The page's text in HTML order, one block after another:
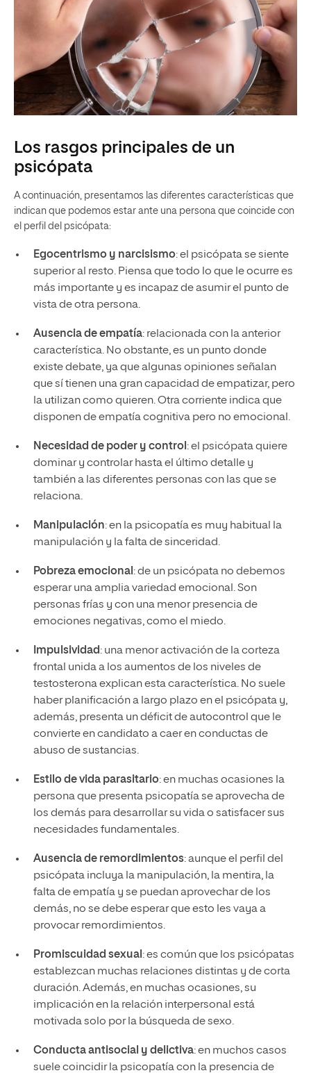
Los rasgos principales de un
psicópata
A continuación, presentamos las diferentes características que
indican que podemos estar ante una persona que coincide con
el perfil del psicópata:
Egocentrismo y narcisismo: el psicópata se siente
superior al resto. Piensa que todo lo que le ocurre es
más importante y es incapaz de asumir el punto de
vista de otra persona.
Ausencia de empatía: relacionada con la anterior
característica. No obstante, es un punto donde
existe debate, ya que algunas opiniones señalan
que sí tienen una gran capacidad de empatizar, pero
la utilizan como quieren. Otra corriente indica que
disponen de empatía cognitiva pero no emocional.
Necesidad de poder y control: el psicópata quiere
dominar y controlar hasta el último detalle y
también a las diferentes personas con las que se
relaciona.
Manipulación: en la psicopatía es muy habitual la
manipulación y la falta de sinceridad.
Pobreza emocional: de un psicópata no debemos
esperar una amplia variedad emocional. Son
personas frías y con una menor presencia de
emociones negativas, como el miedo.
Impulsividad: una menor activación de la corteza
frontal unida a los aumentos de los niveles de
testosterona explican esta característica. No suele
haber planificación a largo plazo en el psicópata y,
además, presenta un déficit de autocontrol que le
convierte en candidato a caer en conductas de
abuso de sustancias.
Estilo de vida parasitario: en muchas ocasiones la
persona que presenta psicopatía se aprovecha de
los demás para desarrollar su vida o satisfacer sus
necesidades fundamentales.
Ausencia de remordimientos: aunque el perfil del
psicópata incluya la manipulación, la mentira, la
falta de empatía y se puedan aprovechar de los
demás, no se debe esperar que esto les vaya a
provocar remordimientos.
Promiscuidad sexual: es común que los psicópatas
establezcan muchas relaciones distintas y de corta
duración. Además, en muchas ocasiones, su
implicación en la relación interpersonal está
motivada solo por la búsqueda de sexo.
Conducta antisocial y delictiva: en muchos casos
suele coincidir la psicopatía con la presencia de